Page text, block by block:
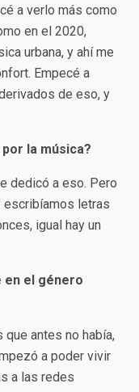
a verlo más como
en el 2020,
urbana, y ahí me
Empecé a
de eso, y
la música?
dedicó a eso. Pero
escribíamos letras
igual hay un
en el género
antes no había,
a poder vivir
a las redes